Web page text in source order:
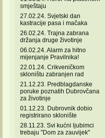
smještaju
27.02.24. Svjetski dan
kastracije pasa i mačaka
26.02.24. Trajna zabrana
držanja druge životinje
06.02.24. Alarm za hitno
mijenjanje Pravilnika!
22.01.24. Crikveničkom
skloništu zabranjen rad
21.12.23. Predblagdanske
poruke poznatih Dubrovčana
za životinje
01.12.23. Dubrovnik dobio
registrirano sklonište
28.11.23. Svi kućni ljubimci
trebaju "Dom za zauvijek"